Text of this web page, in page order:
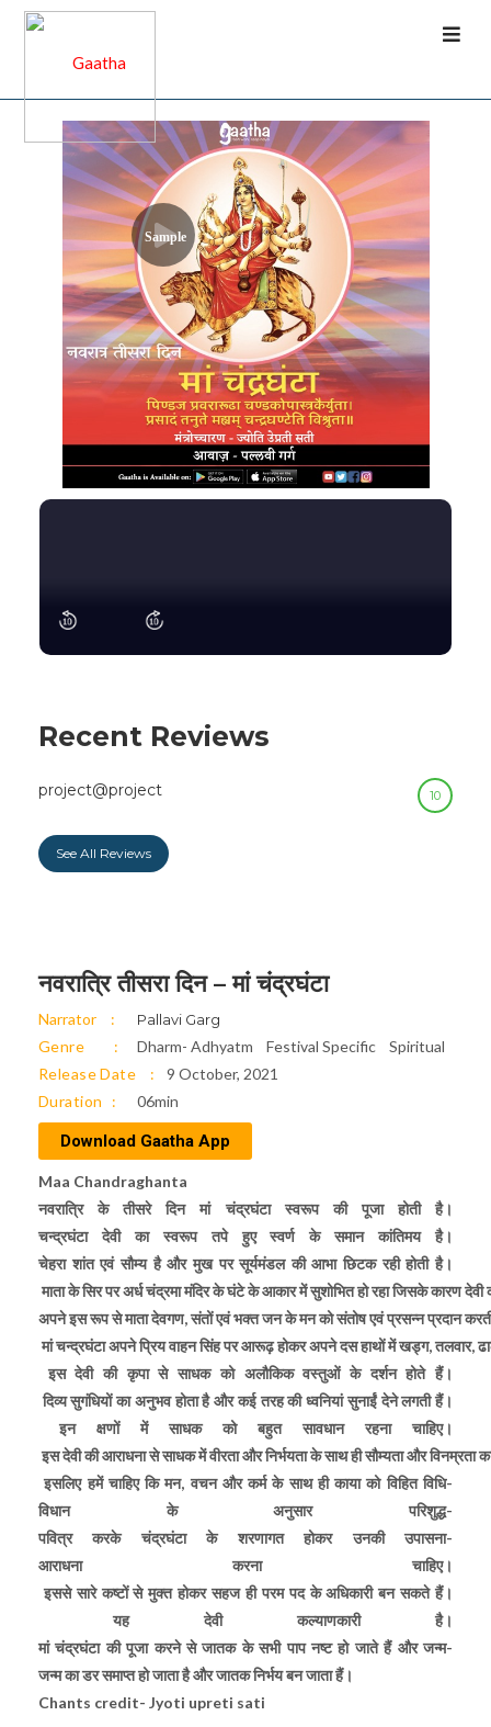
Sample
Recent Reviews
10
project@project
See All Reviews
नवरात्रि तीसरा दिन – मां चंद्रघंटा
Narrator Pallavi Garg
Genre Dharm- Adhyatm Festival Specific
Spiritual
Release Date
9 October, 2021
Duration
06min
Download Gaatha App
Maa Chandraghanta
नवरात्र‍ि के तीसरे दिन मां चंद्रघंटा स्‍वरूप की पूजा होती है।
चन्द्रघंटा देवी का स्वरूप तपे हुए स्वर्ण के समान कांतिमय है।
चेहरा शांत एवं सौम्य है और मुख पर सूर्यमंडल की आभा छिटक रही होती है।
माता के सिर पर अर्ध चंद्रमा मंदिर के घंटे के आकार में सुशोभित हो रहा जिसके कारण देवी
अपने इस रूप से माता देवगण, संतों एवं भक्त जन के मन को संतोष एवं प्रसन्न प्रदान
मां चन्द्रघंटा अपने प्रिय वाहन सिंह पर आरूढ़ होकर अपने दस हाथों में खड्ग, तलवार,
इस देवी की कृपा से साधक को अलौकिक वस्तुओं के दर्शन होते हैं।
दिव्य सुगंधियों का अनुभव होता है और कई तरह की ध्वनियां सुनाईं देने लगती हैं।
इन क्षणों में साधक को बहुत सावधान रहना चाहिए।
इस देवी की आराधना से साधक में वीरता और निर्भयता के साथ ही सौम्यता और विनम्रता
इसलिए हमें चाहिए कि मन, वचन और कर्म के साथ ही काया को विहित विधि-
विधान के अनुसार परिशुद्ध-
पवित्र करके चंद्रघंटा के शरणागत होकर उनकी उपासना-
आराधना करना चाहिए।
इससे सारे कष्टों से मुक्त होकर सहज ही परम पद के अधिकारी बन सकते हैं।
यह देवी कल्याणकारी है।
मां चंद्रघंटा की पूजा करने से जातक के सभी पाप नष्‍ट हो जाते हैं और जन्‍म-
जन्‍म का डर समाप्‍त हो जाता है और जातक निर्भय बन जाता हैं।
Chants credit- Jyoti upreti sati